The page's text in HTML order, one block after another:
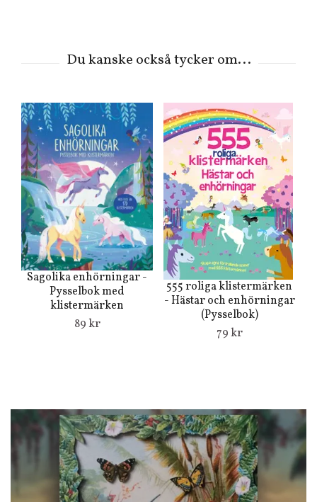
Sagolika enhörningar -
Pysselbok med
klistermärken
89 kr
555 roliga klistermärken
- Hästar och enhörningar
(Pysselbok)
79 kr